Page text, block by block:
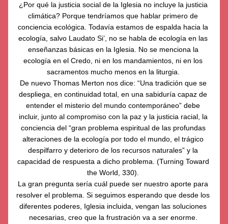
¿Por qué la justicia social de la Iglesia no incluye la justicia
climática? Porque tendríamos que hablar primero de
conciencia ecológica. Todavía estamos de espalda hacia la
ecología, salvo Laudato Si’, no se habla de ecología en las
enseñanzas básicas en la Iglesia. No se menciona la
ecología en el Credo, ni en los mandamientos, ni en los
sacramentos mucho menos en la liturgia.
De nuevo Thomas Merton nos dice: “Una tradición que se
despliega, en continuidad total, en una sabiduría capaz de
entender el misterio del mundo contemporáneo” debe
incluir, junto al compromiso con la paz y la justicia racial, la
conciencia del “gran problema espiritual de las profundas
alteraciones de la ecología por todo el mundo, el trágico
despilfarro y deterioro de los recursos naturales” y la
capacidad de respuesta a dicho problema. (Turning Toward
the World, 330).
La gran pregunta sería cuál puede ser nuestro aporte para
resolver el problema. Si seguimos esperando que desde los
diferentes poderes, Iglesia incluida, vengan las soluciones
necesarias, creo que la frustración va a ser enorme.